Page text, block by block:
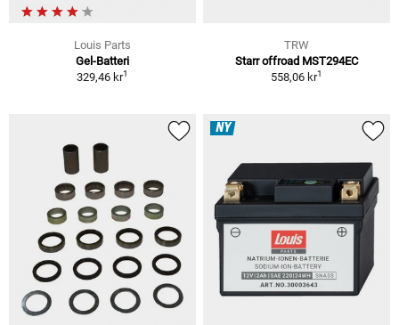
Louis Parts
Gel-Batteri
329,46 kr1
TRW
Starr offroad MST294EC
558,06 kr1
NY